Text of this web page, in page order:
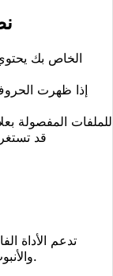
إذا ظهرت
للملفات المفصولة
قد
تدعم الأداة
والأنبوب (|). الاكتشاف التلقائي يعمل لمعظم الملفات.